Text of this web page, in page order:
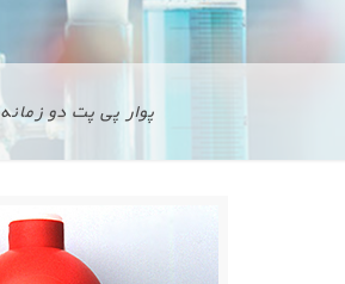
پوار پی پت دو زمانه